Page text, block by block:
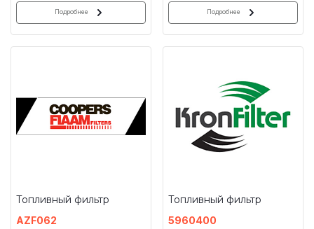
Подробнее Подробнее
Топливный фильтр
AZF062
Топливный фильтр
5960400